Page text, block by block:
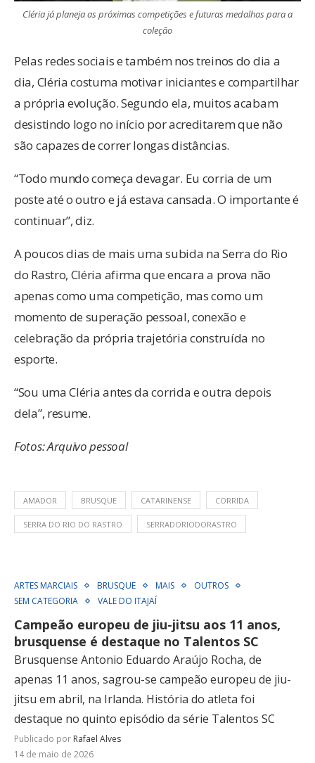
Cléria já planeja as próximas competições e futuras medalhas para a
coleção
Pelas redes sociais e também nos treinos do dia a
dia, Cléria costuma motivar iniciantes e compartilhar
a própria evolução. Segundo ela, muitos acabam
desistindo logo no início por acreditarem que não
são capazes de correr longas distâncias.
“Todo mundo começa devagar. Eu corria de um
poste até o outro e já estava cansada. O importante é
continuar”, diz.
A poucos dias de mais uma subida na Serra do Rio
do Rastro, Cléria afirma que encara a prova não
apenas como uma competição, mas como um
momento de superação pessoal, conexão e
celebração da própria trajetória construída no
esporte.
“Sou uma Cléria antes da corrida e outra depois
dela”, resume.
Fotos: Arquivo pessoal
AMADOR BRUSQUE CATARINENSE CORRIDA
SERRA DO RIO DO RASTRO SERRADORIODORASTRO
ARTES MARCIAIS BRUSQUE MAIS
OUTROS
SEM CATEGORIA
VALE DO ITAJAÍ
Campeão europeu de jiu-jitsu aos 11 anos,
brusquense é destaque no Talentos SC
Brusquense Antonio Eduardo Araújo Rocha, de
apenas 11 anos, sagrou-se campeão europeu de jiu-
jitsu em abril, na Irlanda. História do atleta foi
destaque no quinto episódio da série Talentos SC
Publicado por Rafael Alves
14 de maio de 2026